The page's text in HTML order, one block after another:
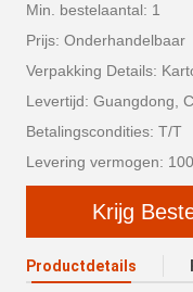
Min. bestelaantal: 1
Prijs: Onderhandelbaar
Verpakking Details:
Levertijd: Guangdong,
Betalingscondities: T/T
Levering vermogen:
Krijg
Productdetails